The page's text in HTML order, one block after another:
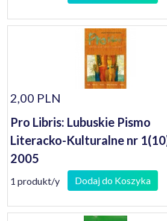
2,00 PLN
Pro Libris: Lubuskie Pismo
Literacko-Kulturalne nr
2005
1 produkt/y Dodaj do Koszyka